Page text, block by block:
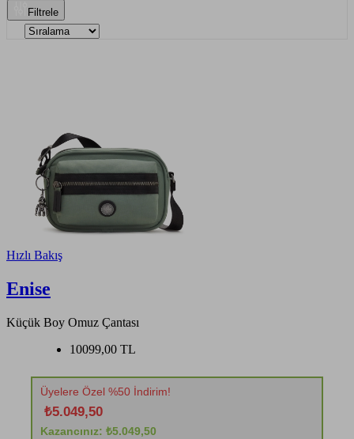
Filtrele
Hızlı Bakış
Enise
Küçük Boy Omuz Çantası
10099,00 TL
Üyelere Özel %50 İndirim!
₺5.049,50
Kazancınız: ₺5.049,50